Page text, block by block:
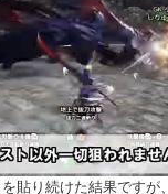
貼り続けた結果ですが、